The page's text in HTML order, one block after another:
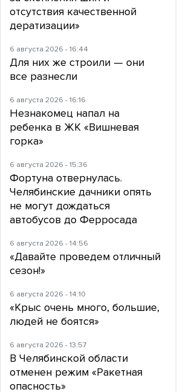
отсутствия качественной
дератизации»
6 августа 2026 - 16:44
Для них же строили — они
все разнесли
6 августа 2026 - 16:16
Незнакомец напал на
ребенка в ЖК «Вишневая
горка»
6 августа 2026 - 15:36
Фортуна отвернулась.
Челябинские дачники опять
не могут дождаться
автобусов до Ферросада
6 августа 2026 - 14:56
«Давайте проведем отличный
сезон!»
6 августа 2026 - 14:10
«Крыс очень много, большие,
людей не боятся»
6 августа 2026 - 13:57
В Челябинской области
отменен режим «Ракетная
опасность»